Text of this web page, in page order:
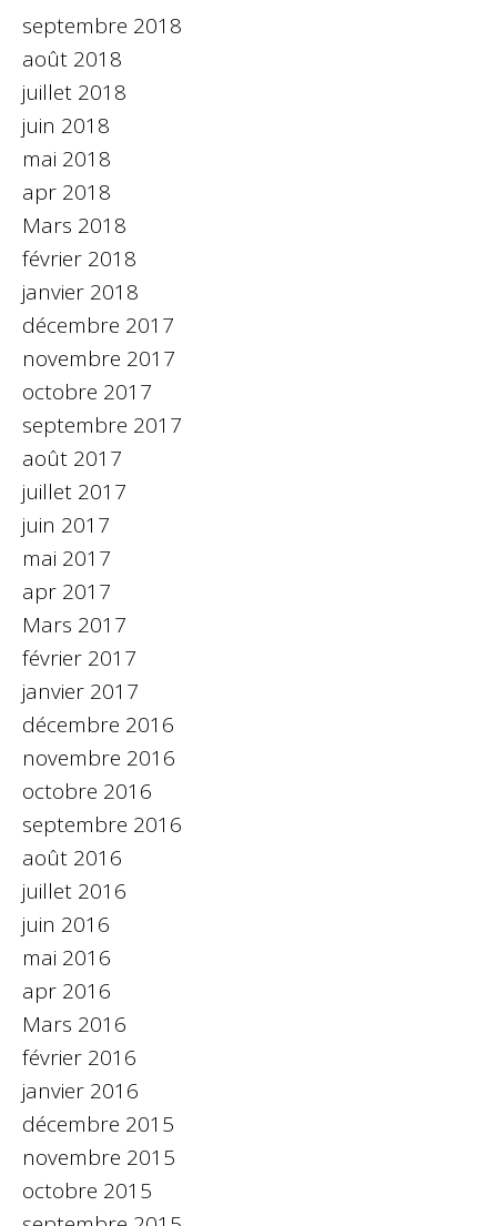
septembre 2018
août 2018
juillet 2018
juin 2018
mai 2018
apr 2018
Mars 2018
février 2018
janvier 2018
décembre 2017
novembre 2017
octobre 2017
septembre 2017
août 2017
juillet 2017
juin 2017
mai 2017
apr 2017
Mars 2017
février 2017
janvier 2017
décembre 2016
novembre 2016
octobre 2016
septembre 2016
août 2016
juillet 2016
juin 2016
mai 2016
apr 2016
Mars 2016
février 2016
janvier 2016
décembre 2015
novembre 2015
octobre 2015